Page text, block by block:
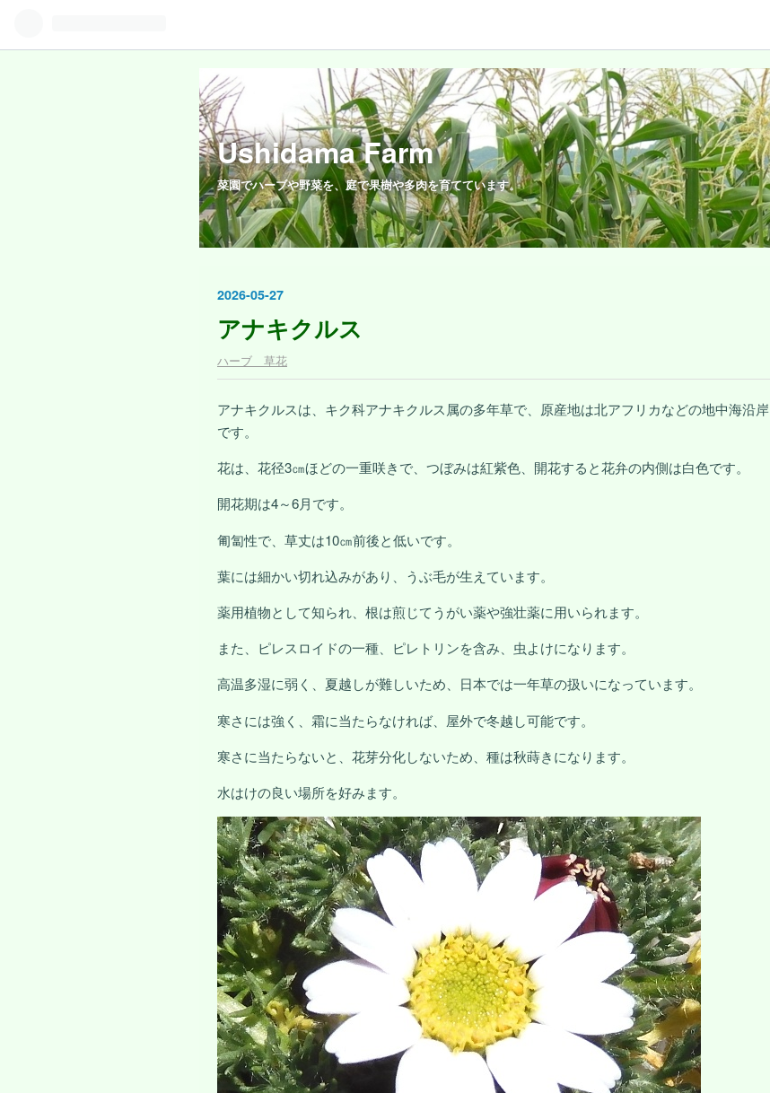
Ushidama Farm
菜園でハーブや野菜を、庭で果樹や多肉を育てています。
2026-05-27
アナキクルス
ハーブ 草花
アナキクルスは、キク科アナキクルス属の多年草で、原産地は北アフリカなどの地中海沿岸
です。
花は、花径3㎝ほどの一重咲きで、つぼみは紅紫色、開花すると花弁の内側は白色です。
開花期は4～6月です。
匍匐性で、草丈は10㎝前後と低いです。
葉には細かい切れ込みがあり、うぶ毛が生えています。
薬用植物として知られ、根は煎じてうがい薬や強壮薬に用いられます。
また、ピレスロイドの一種、ピレトリンを含み、虫よけになります。
高温多湿に弱く、夏越しが難しいため、日本では一年草の扱いになっています。
寒さには強く、霜に当たらなければ、屋外で冬越し可能です。
寒さに当たらないと、花芽分化しないため、種は秋蒔きになります。
水はけの良い場所を好みます。